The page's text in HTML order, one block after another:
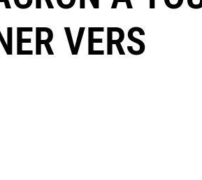
VERS